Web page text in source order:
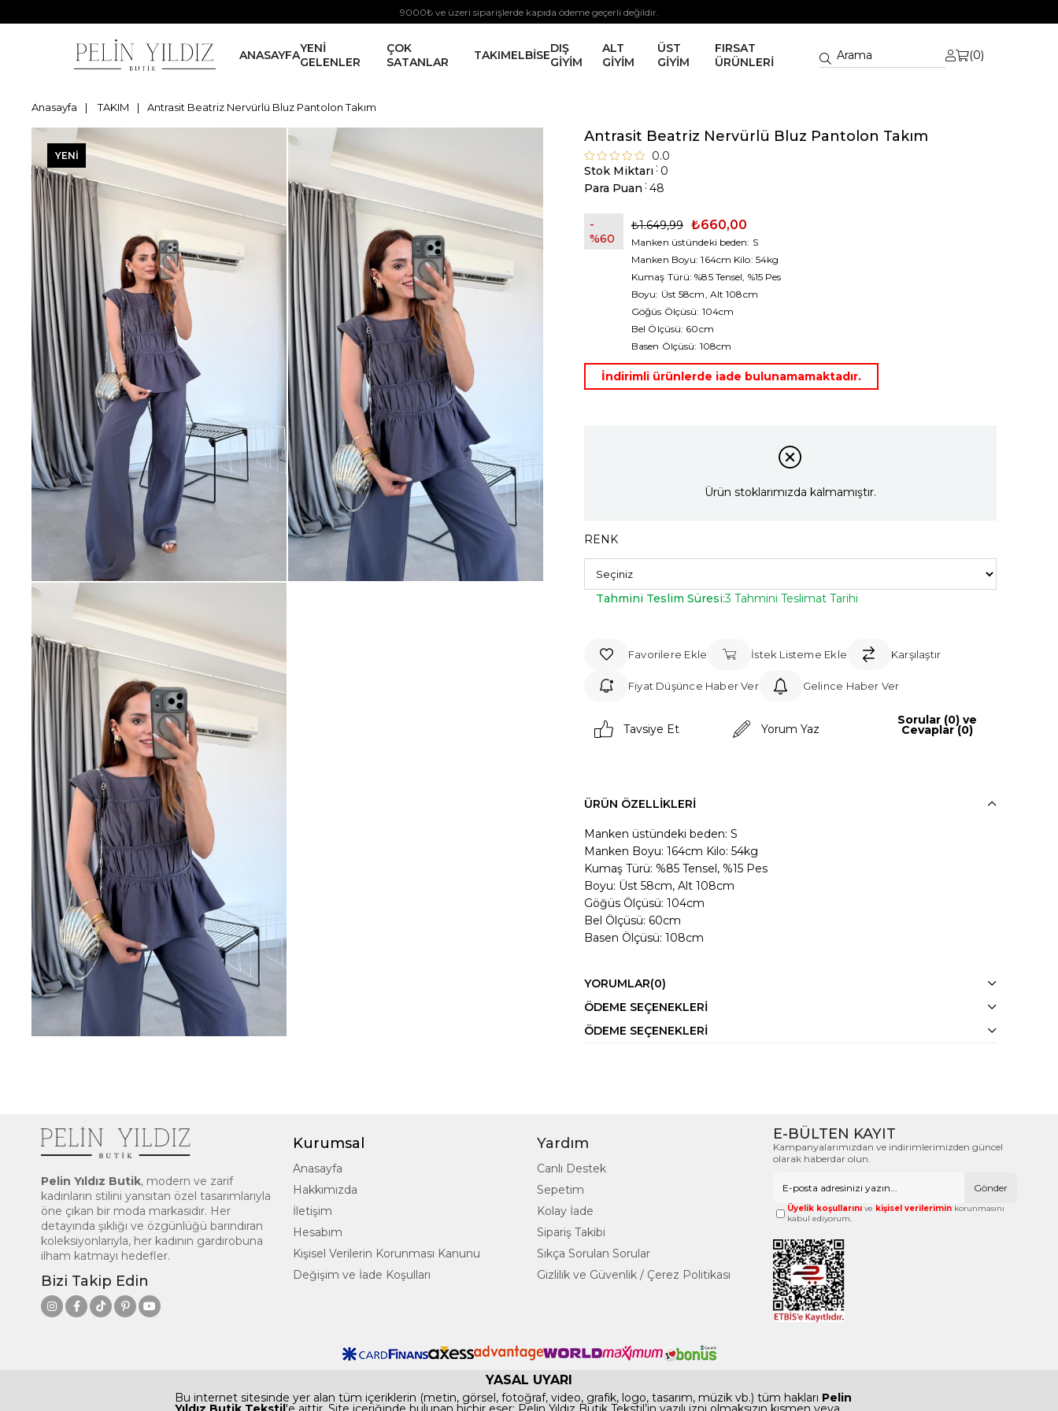
9000₺ ve üzeri siparişlerde kapıda ödeme geçerli değildir.
ANASAYFAYENİ
GELENLER
ÇOK
SATANLAR
TAKIMELBİSEDIŞ
GİYİM
ALT
GİYİM
ÜST
GİYİM
FIRSAT
ÜRÜNLERİ
0
Anasayfa TAKIM Antrasit Beatriz Nervürlü Bluz Pantolon Takım
YENI
ÜRÜN
Antrasit Beatriz Nervürlü Bluz Pantolon Takım
0.0
Stok Miktarı : 0
Para Puan : 48
60
₺1.649,99 ₺660,00
Manken üstündeki beden: S
Manken Boyu: 164cm Kilo: 54kg
Kumaş Türü: %85 Tensel, %15 Pes
Boyu: Üst 58cm, Alt 108cm
Göğüs Ölçüsü: 104cm
Bel Ölçüsü: 60cm
Basen Ölçüsü: 108cm
İndirimli ürünlerde iade bulunamamaktadır.
Ürün stoklarımızda kalmamıştır.
RENK
Tahmini Teslim Süresi:3 Tahmini Teslimat Tarihi
Favorilere Ekle İstek Listeme Ekle Karşılaştır
Fiyat Düşünce Haber Ver Gelince Haber Ver
Tavsiye Et Yorum Yaz
Sorular (0) ve
Cevaplar (0)
ÜRÜN ÖZELLIKLERI
Manken üstündeki beden: S
Manken Boyu: 164cm Kilo: 54kg
Kumaş Türü: %85 Tensel, %15 Pes
Boyu: Üst 58cm, Alt 108cm
Göğüs Ölçüsü: 104cm
Bel Ölçüsü: 60cm
Basen Ölçüsü: 108cm
YORUMLAR(0)
ÖDEME SEÇENEKLERI
ÖDEME SEÇENEKLERI
Pelin Yıldız Butik, modern ve zarif
kadınların stilini yansıtan özel tasarımlarıyla
öne çıkan bir moda markasıdır. Her
detayında şıklığı ve özgünlüğü barındıran
koleksiyonlarıyla, her kadının gardırobuna
ilham katmayı hedefler.
Bizi Takip Edin
Kurumsal
Anasayfa
Hakkımızda
İletişim
Hesabım
Kişisel Verilerin Korunması Kanunu
Değişim ve İade Koşulları
Yardım
Canlı Destek
Sepetim
Kolay İade
Sipariş Takibi
Sıkça Sorulan Sorular
Gizlilik ve Güvenlik / Çerez Politikası
E-BÜLTEN KAYIT
Kampanyalarımızdan ve indirimlerimizden güncel
olarak haberdar olun.
Gönder
Üyelik koşullarınıve kişisel verileriminkorunmasını
kabul ediyorum.
YASAL UYARI
Bu internet sitesinde yer alan tüm içeriklerin (metin, görsel, fotoğraf, video, grafik, logo, tasarım, müzik vb.) tüm hakları Pelin